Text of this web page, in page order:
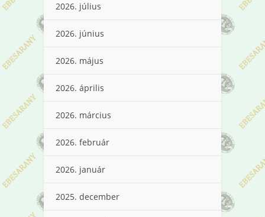
2026. július
2026. június
2026. május
2026. április
2026. március
2026. február
2026. január
2025. december